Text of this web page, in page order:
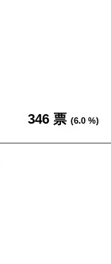
346 票 (6.0 %)